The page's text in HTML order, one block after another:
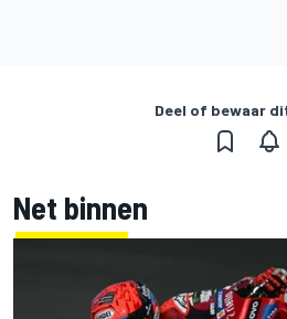
Deel of bewaar
Net binnen